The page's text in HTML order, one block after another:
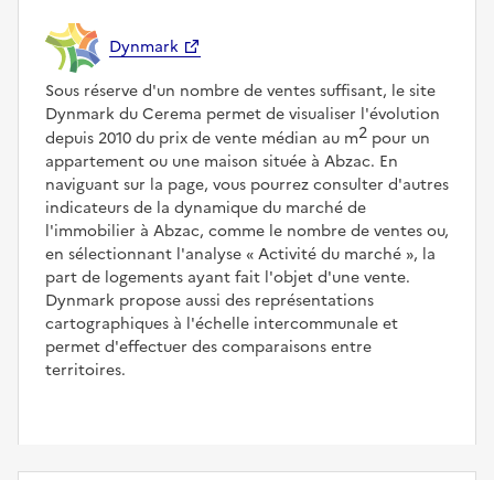
Dynmark
Sous réserve d'un nombre de ventes suffisant, le site
Dynmark du Cerema permet de visualiser l'évolution
depuis 2010 du prix de vente médian au m2 pour un
appartement ou une maison située à Abzac. En
naviguant sur la page, vous pourrez consulter d'autres
indicateurs de la dynamique du marché de
l'immobilier à Abzac, comme le nombre de ventes ou,
en sélectionnant l'analyse
Activité du marché , la
part de logements ayant fait l'objet d'une vente.
Dynmark propose aussi des représentations
cartographiques à l'échelle intercommunale et
permet d'effectuer des comparaisons entre
territoires.